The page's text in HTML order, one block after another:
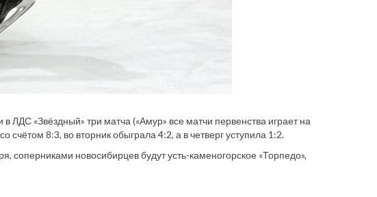
«Звёздный» три матча («Амур» все матчи первенства играет на
8:3, во вторник обыграла 4:2, а в четверг уступила 1:2.
соперниками новосибирцев будут усть-каменогорское «Торпедо»,